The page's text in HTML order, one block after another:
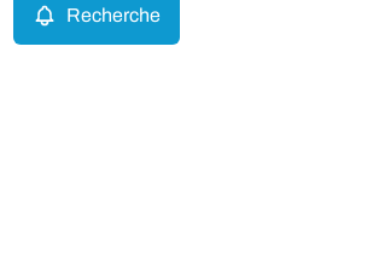
Recherche